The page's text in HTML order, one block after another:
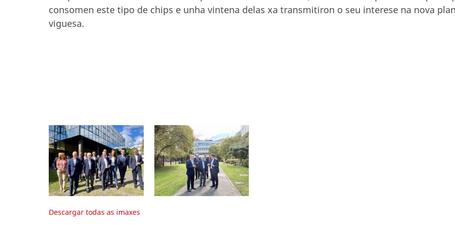
consomen este tipo de chips e unha vintena delas xa transmitiron o seu interese na nova
viguesa.
Descargar todas as imaxes